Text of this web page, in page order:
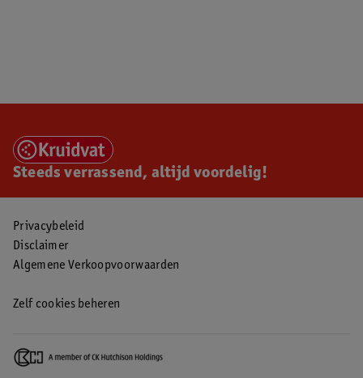
Steeds verrassend, altijd voordelig!
Privacybeleid
Disclaimer
Algemene Verkoopvoorwaarden
Zelf cookies beheren